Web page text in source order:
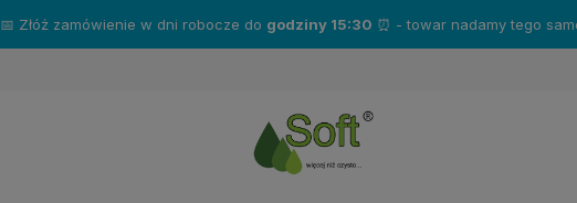
📅 Złóż zamówienie w dni robocze do godziny 15:30 ⏰ - towar nadamy tego